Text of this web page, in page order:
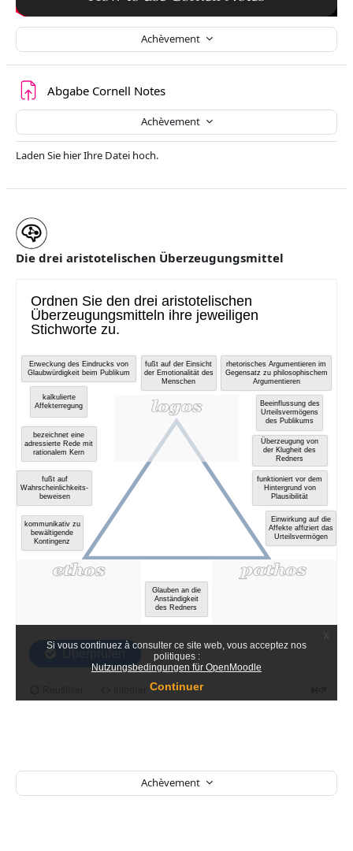
Achèvement
r
e
a
i
é
o
Abgabe Cornell NotesDevoir
Achèvement
Laden Sie hier Ihre Datei hoch.
Achèvement
Die drei aristotelischen Überzeugungsmittel